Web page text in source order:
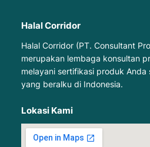
Halal Corridor
Halal Corridor (PT. Consultant
merupakan lembaga konsultan
melayani sertifikasi produk
yang beralku di Indonesia.
Lokasi Kami